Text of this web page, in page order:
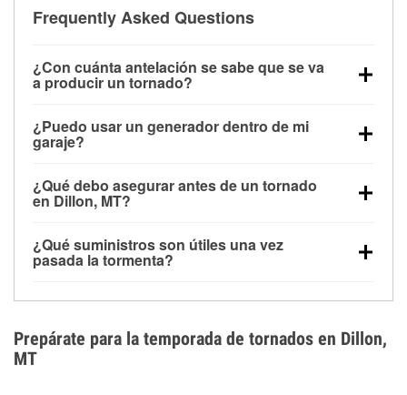
Frequently Asked Questions
¿Con cuánta antelación se sabe que se va
a producir un tornado?
apenas previo aviso. Las alertas pueden emitirse
minutos antes de que toquen tierra, por lo que es
¿Puedo usar un generador dentro de mi
garaje?
una distancia mínima de 20 pies de puertas y
ventanas, para evitar la acumulación de monóxido
¿Qué debo asegurar antes de un tornado
en Dillon, MT?
trampolines y cualquier objeto suelto del jardín
deben asegurarse o guardarse para reducir la
¿Qué suministros son útiles una vez
pasada la tormenta?
ayudan a reducir el riesgo de lesiones durante las
labores de limpiezas.
Prepárate para la temporada de tornados en Dillon,
MT